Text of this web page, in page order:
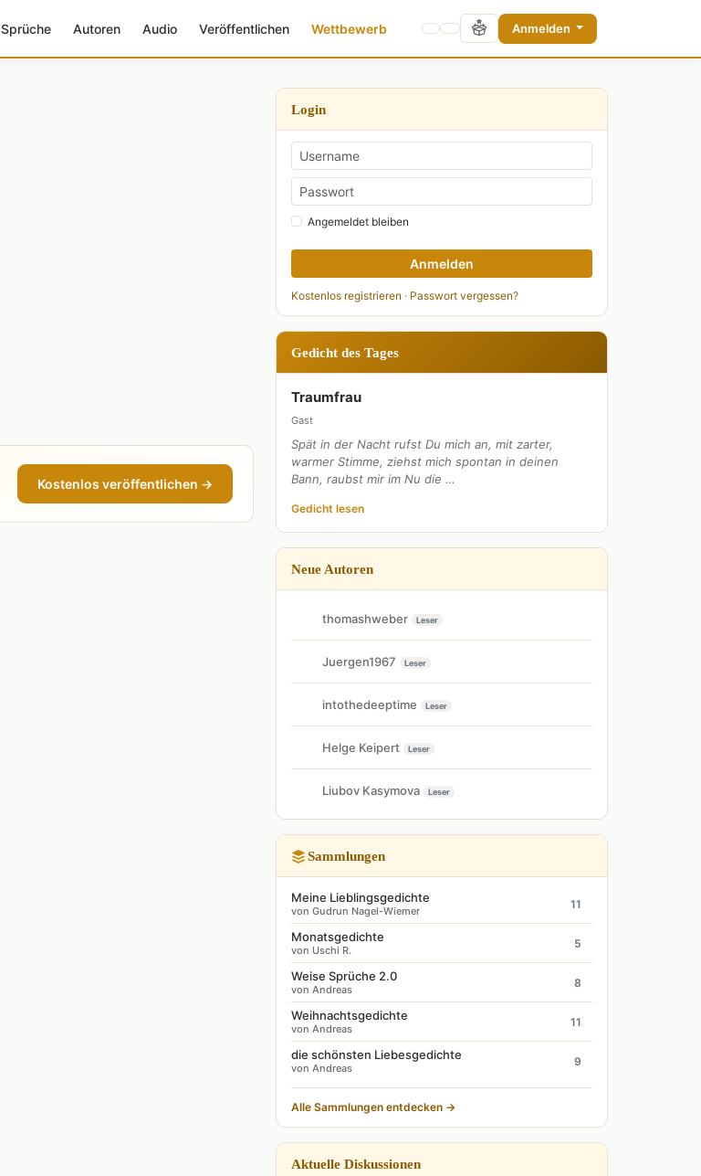
Sprüche Autoren Audio Veröffentlichen Wettbewerb Anmelden
Kostenlos veröffentlichen →
Login
Angemeldet bleiben
Anmelden
Kostenlos registrieren · Passwort vergessen?
Gedicht des Tages
Traumfrau
Gast
Spät in der Nacht rufst Du mich an, mit zarter,
warmer Stimme, ziehst mich spontan in deinen
Bann, raubst mir im Nu die …
Gedicht lesen
Neue Autoren
thomashweber Leser
Juergen1967 Leser
intothedeeptime Leser
Helge Keipert Leser
Liubov Kasymova Leser
Sammlungen
Meine Lieblingsgedichte
von Gudrun Nagel-Wiemer
11
Monatsgedichte
von Uschi R.
5
Weise Sprüche 2.0
von Andreas
8
Weihnachtsgedichte
von Andreas
11
die schönsten Liebesgedichte
von Andreas
9
Alle Sammlungen entdecken →
Aktuelle Diskussionen